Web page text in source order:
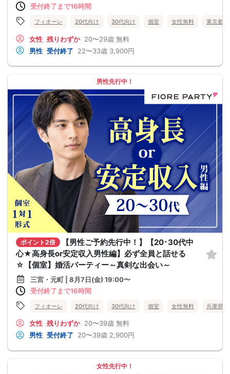
受付終了まで16時間
フィオーレ 20代向け 30代向け 個室 女性無料 東京都
女性 残りわずか 20〜29歳 無料
男性 受付終了 22〜33歳 3,900円
男性先行中！
ポイント2倍
【男性ご予約先行中！】【20･30代中
心★高身長or安定収入男性編】必ず全員と話せる
☆【個室】婚活パーティー～真剣な出会い～
三宮・元町 | 8月7日(金) 19:00〜
受付終了まで16時間
フィオーレ 20代向け 30代向け 個室 女性無料 兵庫県
女性 残りわずか 20〜39歳 無料
男性 受付終了 20〜39歳 2,900円
女性先行中！